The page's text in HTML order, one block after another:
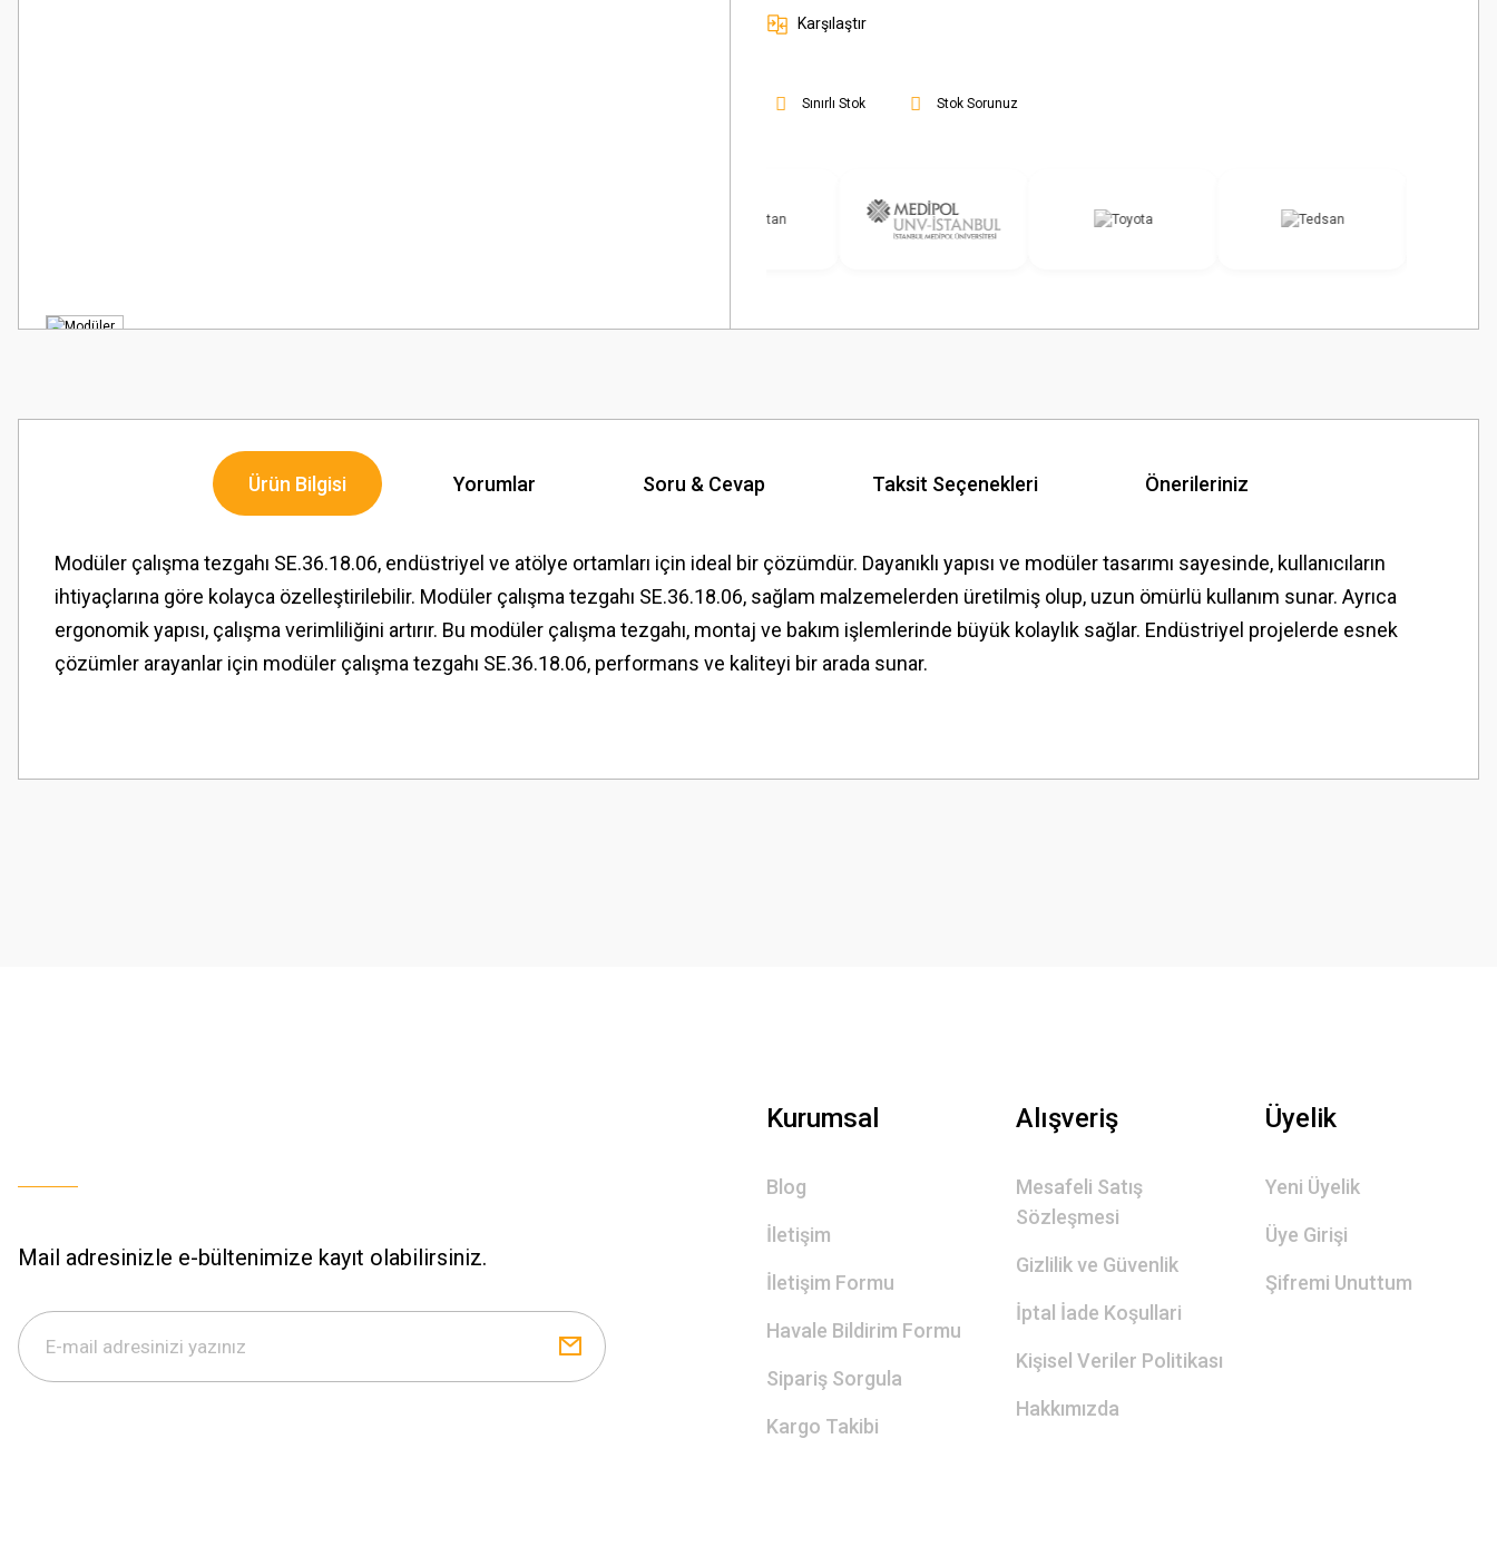
Karşılaştır
Sınırlı Stok Stok Sorunuz
Ürün Bilgisi Yorumlar Soru & Cevap Taksit Seçenekleri Önerileriniz
Modüler çalışma tezgahı SE.36.18.06, endüstriyel ve atölye ortamları için ideal bir çözümdür. Dayanıklı yapısı ve modüler tasarımı sayesinde, kullanıcıların
ihtiyaçlarına göre kolayca özelleştirilebilir. Modüler çalışma tezgahı SE.36.18.06, sağlam malzemelerden üretilmiş olup, uzun ömürlü kullanım sunar. Ayrıca
ergonomik yapısı, çalışma verimliliğini artırır. Bu modüler çalışma tezgahı, montaj ve bakım işlemlerinde büyük kolaylık sağlar. Endüstriyel projelerde esnek
çözümler arayanlar için modüler çalışma tezgahı SE.36.18.06, performans ve kaliteyi bir arada sunar.
Görüş ve önerileriniz için teşekkür ederiz.
Mail adresinizle e-bültenimize kayıt olabilirsiniz.
Kurumsal
Blog
İletişim
İletişim Formu
Havale Bildirim Formu
Sipariş Sorgula
Kargo Takibi
Alışveriş
Mesafeli Satış
Sözleşmesi
Gizlilik ve Güvenlik
İptal İade Koşullari
Kişisel Veriler Politikası
Hakkımızda
Üyelik
Yeni Üyelik
Üye Girişi
Şifremi Unuttum